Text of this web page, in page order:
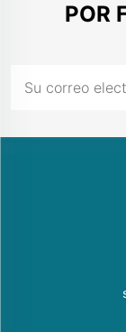
POR